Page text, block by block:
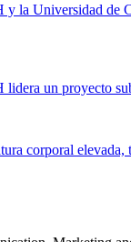
la Universidad de
un proyecto
corporal elevada,